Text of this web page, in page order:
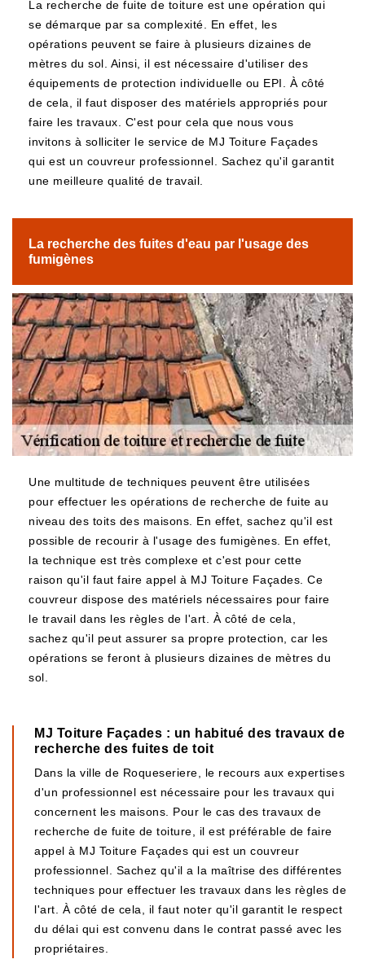
La recherche de fuite de toiture est une opération qui
se démarque par sa complexité. En effet, les
opérations peuvent se faire à plusieurs dizaines de
mètres du sol. Ainsi, il est nécessaire d'utiliser des
équipements de protection individuelle ou EPI. À côté
de cela, il faut disposer des matériels appropriés pour
faire les travaux. C'est pour cela que nous vous
invitons à solliciter le service de MJ Toiture Façades
qui est un couvreur professionnel. Sachez qu'il garantit
une meilleure qualité de travail.
La recherche des fuites d'eau par l'usage des
fumigènes
Une multitude de techniques peuvent être utilisées
pour effectuer les opérations de recherche de fuite au
niveau des toits des maisons. En effet, sachez qu'il est
possible de recourir à l'usage des fumigènes. En effet,
la technique est très complexe et c'est pour cette
raison qu'il faut faire appel à MJ Toiture Façades. Ce
couvreur dispose des matériels nécessaires pour faire
le travail dans les règles de l'art. À côté de cela,
sachez qu'il peut assurer sa propre protection, car les
opérations se feront à plusieurs dizaines de mètres du
sol.
MJ Toiture Façades : un habitué des travaux de
recherche des fuites de toit
Dans la ville de Roqueseriere, le recours aux expertises
d'un professionnel est nécessaire pour les travaux qui
concernent les maisons. Pour le cas des travaux de
recherche de fuite de toiture, il est préférable de faire
appel à MJ Toiture Façades qui est un couvreur
professionnel. Sachez qu'il a la maîtrise des différentes
techniques pour effectuer les travaux dans les règles de
l'art. À côté de cela, il faut noter qu'il garantit le respect
du délai qui est convenu dans le contrat passé avec les
propriétaires.